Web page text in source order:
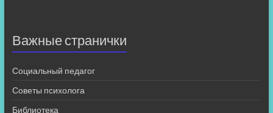
Важные странички
Социальный педагог
Советы психолога
Библиотека